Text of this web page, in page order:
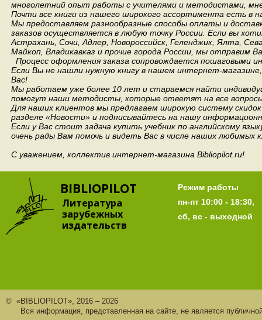
многолетний опыт работы с учителями и методистами,
Почти все книги из нашего широкого ассортимента есть в
Мы предоставляем разнообразные способы оплаты и
заказов осуществляется в любую точку России. Если вы
Астрахань, Сочи, Адлер, Новороссийск, Геленджик, Ялта,
Майкоп, Владикавказ и прочие города России, мы отправим
Процесс оформления заказа сопровождается пошаговыми
Если Вы не нашли нужную книгу в нашем интернет-
Вас!
Мы работаем уже более 10 лет и стараемся найти
помогут наши методисты, которые ответят на все
Для наших клиентов мы предлагаем широкую систему
разделе «Новости» и подписывайтесь на нашу
Если у Вас стоит задача купить учебник по английскому
очень рады Вам помочь и видеть Вас в числе наших любимых
С уважением, коллектив интернет-магазина Bibliopilot.ru!
BIBLIOPILOT
Литература
зарубежных
издательств
Режим работы
пн-пт 10:00 - 18:30,
сб, вс - выходной
© «BIBLIOPILOT», 2016 – 2026
Вся информация, представленная на сайте, не является